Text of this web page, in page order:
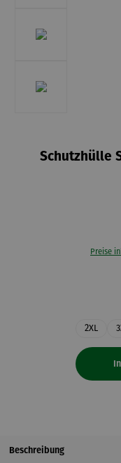
Schutzhülle
Preise
2XL
Beschreibung